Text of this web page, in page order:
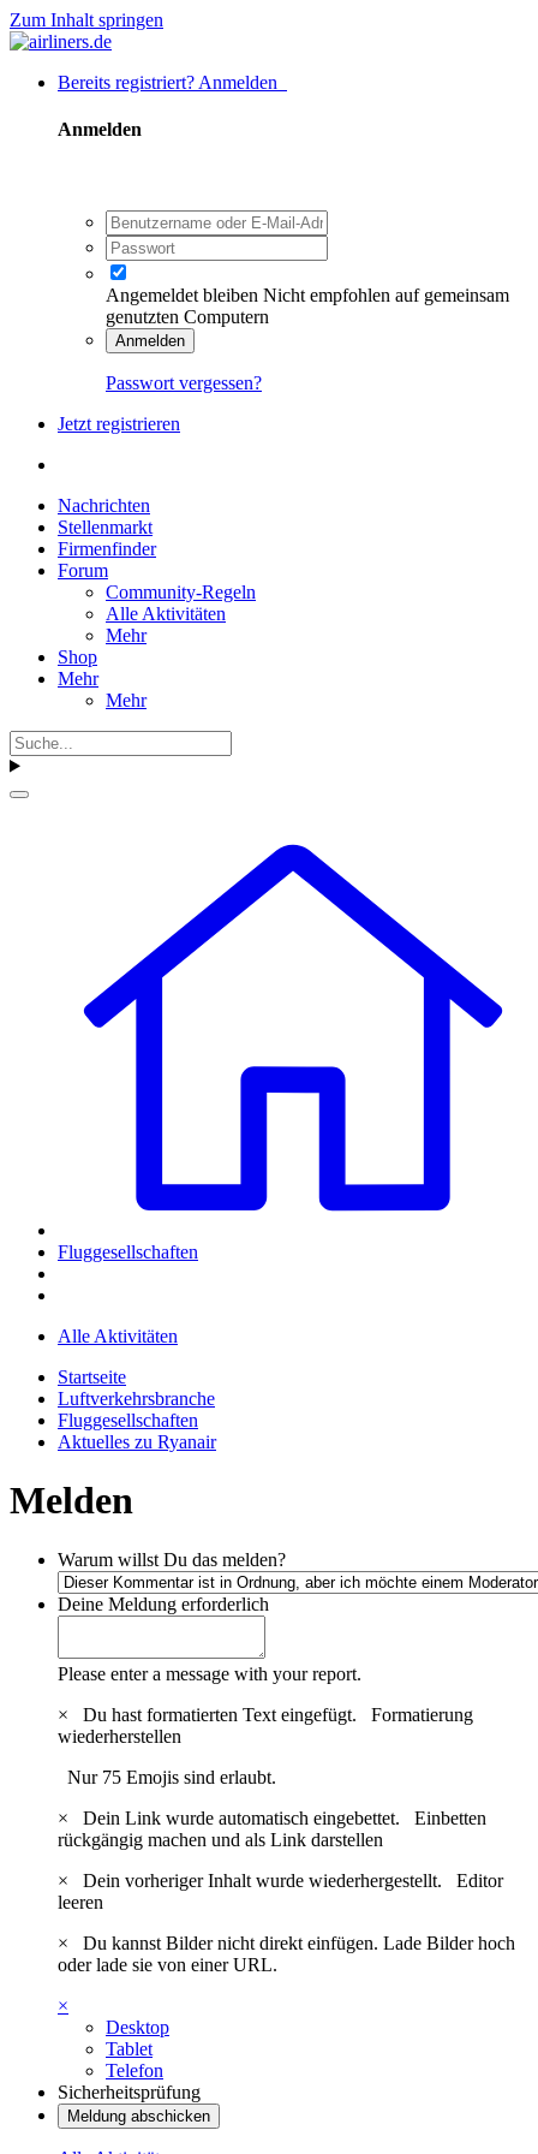
Zum Inhalt springen
Bereits registriert? Anmelden
Anmelden
Angemeldet bleiben Nicht empfohlen auf gemeinsam
genutzten Computern
Anmelden
Passwort vergessen?
Jetzt registrieren
Nachrichten
Stellenmarkt
Firmenfinder
Forum
Community-Regeln
Alle Aktivitäten
Mehr
Shop
Mehr
Mehr
Fluggesellschaften
Alle Aktivitäten
Startseite
Luftverkehrsbranche
Fluggesellschaften
Aktuelles zu Ryanair
Melden
Warum willst Du das melden?
Deine Meldung erforderlich
Please enter a message with your report.
×
Du hast formatierten Text eingefügt. Formatierung
wiederherstellen
Nur 75 Emojis sind erlaubt.
×
Dein Link wurde automatisch eingebettet. Einbetten
rückgängig machen und als Link darstellen
×
Dein vorheriger Inhalt wurde wiederhergestellt. Editor
leeren
×
Du kannst Bilder nicht direkt einfügen. Lade Bilder hoch
oder lade sie von einer URL.
×
Desktop
Tablet
Telefon
Sicherheitsprüfung
Meldung abschicken